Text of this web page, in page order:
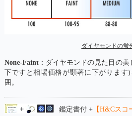
ダイヤモンドの蛍
None-Faint：ダイヤモンドの見た目の美
下ですと相場価格が顕著に下がります
囲。
鑑定書付 +【H&Cスコ